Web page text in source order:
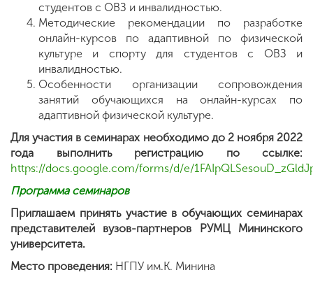
студентов с ОВЗ и инвалидностью.
Методические рекомендации по разработке
онлайн-курсов по адаптивной по физической
культуре и спорту для студентов с ОВЗ и
инвалидностью.
Особенности организации сопровождения
занятий обучающихся на онлайн-курсах по
адаптивной физической культуре.
Для участия в семинарах необходимо до 2 ноября 2022
года выполнить регистрацию по ссылке:
https://docs.google.com/forms/d/e/
Программа семинаров
Приглашаем принять участие в обучающих семинарах
представителей вузов-партнеров РУМЦ Мининского
университета.
Место проведения: НГПУ им.К. Минина